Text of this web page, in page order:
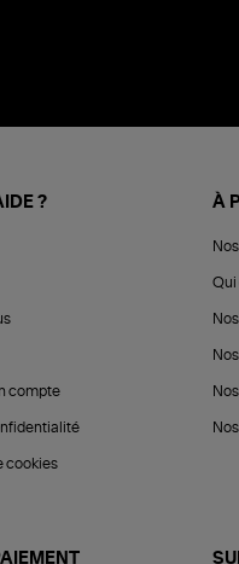
?
compte
cookies
À
Qui